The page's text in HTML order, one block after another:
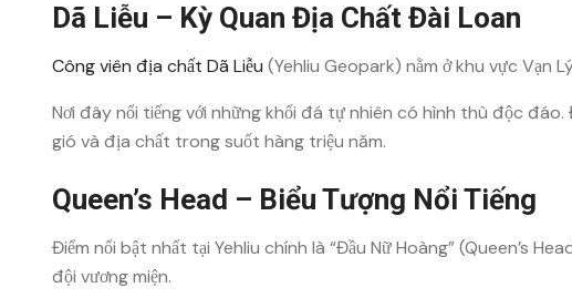
Dã Liễu – Kỳ Quan Địa Chất Đài Loan
Công viên địa chất Dã Liễu (Yehliu Geopark) nằm ở khu vực Vạn
Nơi đây nổi tiếng với những khối đá tự nhiên có hình thù độc
gió và địa chất trong suốt hàng triệu năm.
Queen’s Head – Biểu Tượng Nổi Tiếng
Điểm nổi bật nhất tại Yehliu chính là “Đầu Nữ Hoàng” (Queen’s
đội vương miện.